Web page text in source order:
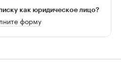
как юридическое лицо?
форму